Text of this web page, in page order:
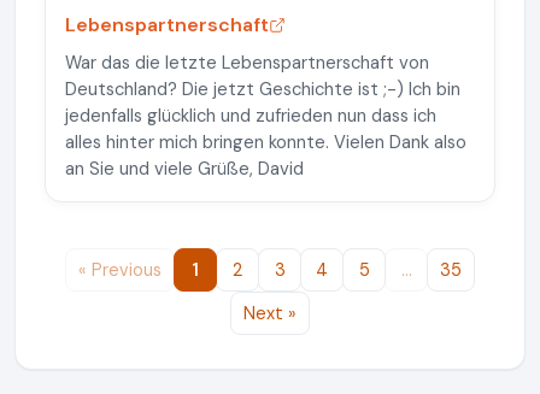
Lebenspartnerschaft
War das die letzte Lebenspartnerschaft von
Deutschland? Die jetzt Geschichte ist ;-) Ich bin
jedenfalls glücklich und zufrieden nun dass ich
alles hinter mich bringen konnte. Vielen Dank also
an Sie und viele Grüße, David
« Previous 1 2 3 4 5 …
35
Next »